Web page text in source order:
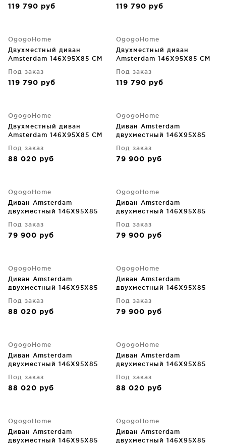
119 790 руб 119 790 руб
OgogoHome
Двухместный диван
Amsterdam 146X95X85 CM
Под заказ
119 790 руб
OgogoHome
Двухместный диван
Amsterdam 146X95X85 CM
Под заказ
119 790 руб
OgogoHome
Двухместный диван
Amsterdam 146X95X85 CM
Под заказ
88 020 руб
OgogoHome
Диван Amsterdam
двухместный 146X95X85
Под заказ
79 900 руб
OgogoHome
Диван Amsterdam
двухместный 146X95X85
Под заказ
79 900 руб
OgogoHome
Диван Amsterdam
двухместный 146X95X85
Под заказ
79 900 руб
OgogoHome
Диван Amsterdam
двухместный 146X95X85
Под заказ
88 020 руб
OgogoHome
Диван Amsterdam
двухместный 146X95X85
Под заказ
79 900 руб
OgogoHome
Диван Amsterdam
двухместный 146X95X85
Под заказ
88 020 руб
OgogoHome
Диван Amsterdam
двухместный 146X95X85
Под заказ
88 020 руб
OgogoHome
Диван Amsterdam
двухместный 146X95X85
OgogoHome
Диван Amsterdam
двухместный 146X95X85